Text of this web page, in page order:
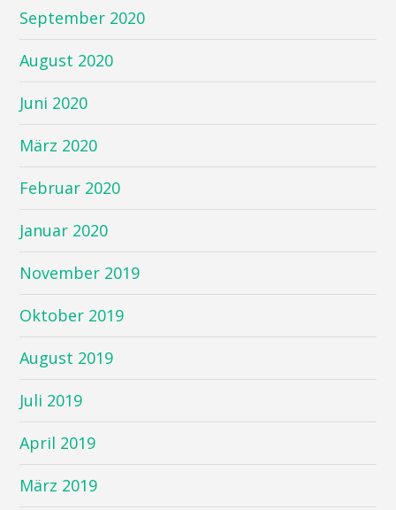
September 2020
August 2020
Juni 2020
März 2020
Februar 2020
Januar 2020
November 2019
Oktober 2019
August 2019
Juli 2019
April 2019
März 2019